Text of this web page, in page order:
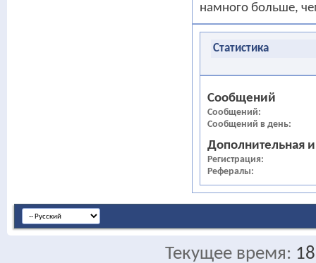
намного больше,
Статистика
Сообщений
Сообщений
Сообщений в день
Дополнительная
Регистрация
Рефералы
Текущее время: